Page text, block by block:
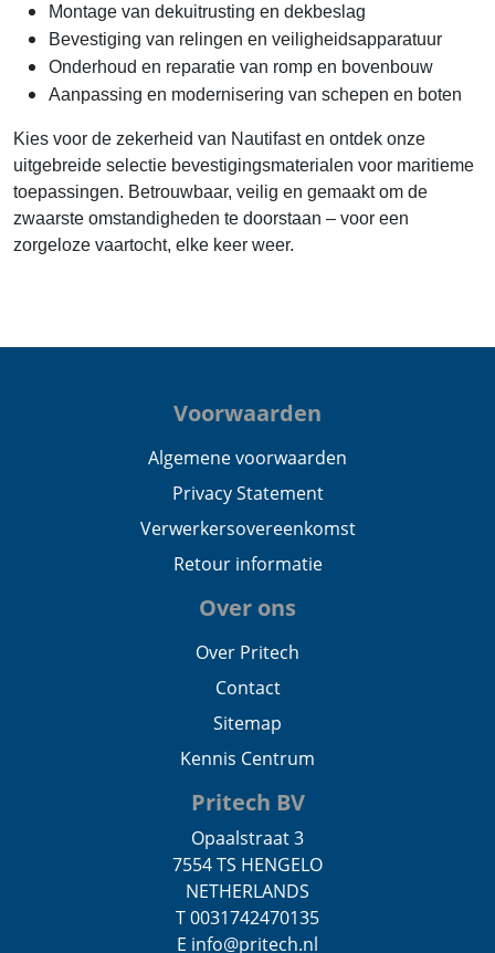
Montage van dekuitrusting en dekbeslag
Bevestiging van relingen en veiligheidsapparatuur
Onderhoud en reparatie van romp en bovenbouw
Aanpassing en modernisering van schepen en boten
Kies voor de zekerheid van Nautifast en ontdek onze
uitgebreide selectie bevestigingsmaterialen voor maritieme
toepassingen. Betrouwbaar, veilig en gemaakt om de
zwaarste omstandigheden te doorstaan – voor een
zorgeloze vaartocht, elke keer weer.
Voorwaarden
Algemene voorwaarden
Privacy Statement
Verwerkersovereenkomst
Retour informatie
Over ons
Over Pritech
Contact
Sitemap
Kennis Centrum
Pritech BV
Opaalstraat 3
7554 TS HENGELO
NETHERLANDS
T 0031742470135
E info@pritech.nl